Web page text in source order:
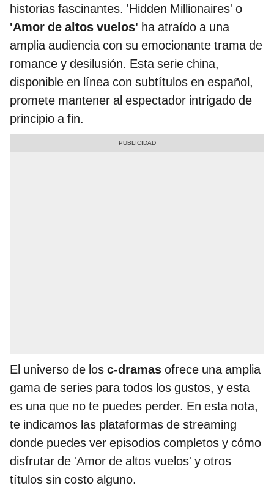
historias fascinantes. 'Hidden Millionaires' o
'Amor de altos vuelos' ha atraído a una
amplia audiencia con su emocionante trama de
romance y desilusión. Esta serie china,
disponible en línea con subtítulos en español,
promete mantener al espectador intrigado de
principio a fin.
El universo de los c-dramas ofrece una amplia
gama de series para todos los gustos, y esta
es una que no te puedes perder. En esta nota,
te indicamos las plataformas de streaming
donde puedes ver episodios completos y cómo
disfrutar de 'Amor de altos vuelos' y otros
títulos sin costo alguno.